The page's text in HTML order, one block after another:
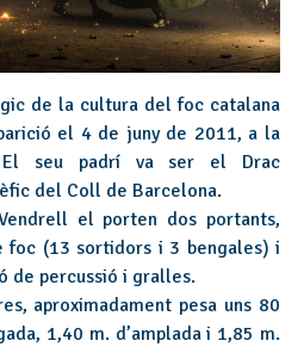
de la cultura del foc catalana
el 4 de juny de 2011, a la
El seu padrí va ser el Drac
del Coll de Barcelona.
el porten dos portants,
foc (13 sortidors i 3 bengales) i
de percussió i gralles.
aproximadament pesa uns 80
1,40 m. d’amplada i 1,85 m.